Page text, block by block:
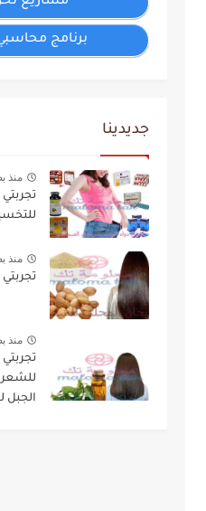
برنامج
جديدينا
منذ
منذ
منذ
للشعر
الجبل